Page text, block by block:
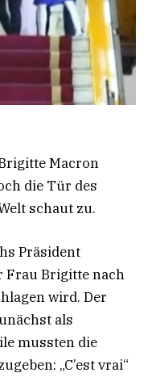
Macron
die Tür des
schaut zu.
Präsident
Frau Brigitte nach
wird. Der
als
mussten die
„C’est vrai“